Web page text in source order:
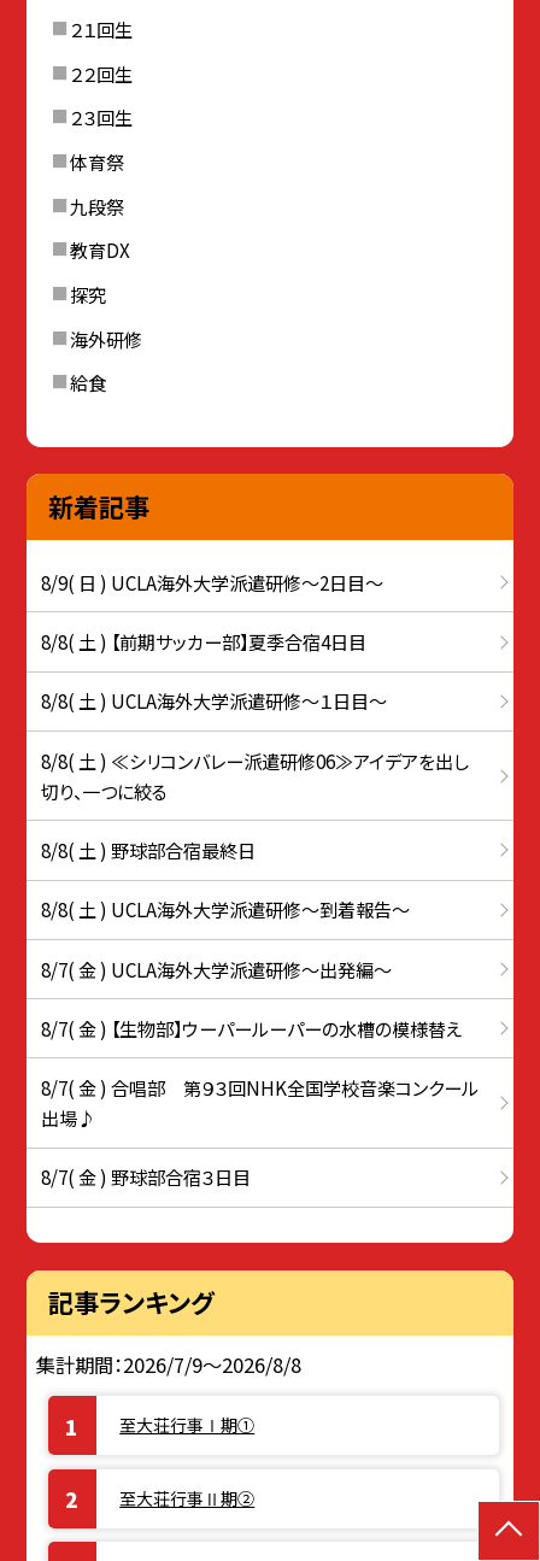
２１回生
２２回生
２３回生
体育祭
九段祭
教育DX
探究
海外研修
給食
新着記事
8/9( 日 ) UCLA海外大学派遣研修〜2日目〜
8/8( 土 ) 【前期サッカー部】夏季合宿4日目
8/8( 土 ) UCLA海外大学派遣研修〜１日目〜
8/8( 土 ) ≪シリコンバレー派遣研修06≫アイデアを出し
切り、一つに絞る
8/8( 土 ) 野球部合宿最終日
8/8( 土 ) UCLA海外大学派遣研修〜到着報告〜
8/7( 金 ) UCLA海外大学派遣研修〜出発編〜
8/7( 金 ) 【生物部】ウーパールーパーの水槽の模様替え
8/7( 金 ) 合唱部 第９３回NHK全国学校音楽コンクール
出場♪
8/7( 金 ) 野球部合宿３日目
記事ランキング
集計期間：2026/7/9～2026/8/8
至大荘行事Ⅰ期①
至大荘行事Ⅱ期②